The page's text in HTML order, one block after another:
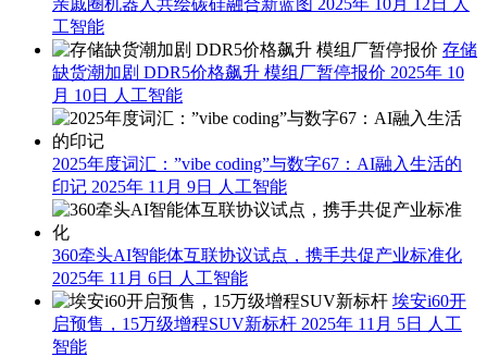
工智能
存储
缺货潮加剧 DDR5价格飙升 模组厂暂停报价 2025年 10
月 10日
人工智能
2025年度词汇：”vibe coding”与数字67：AI融入生活的
印记 2025年 11月 9日 人工智能
360牵头AI智能体互联协议试点，携手共促产业标准化
2025年 11月 6日
人工智能
埃安i60开
启预售，15万级增程SUV新标杆 2025年 11月 5日
人工
智能